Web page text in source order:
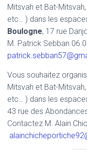
Mitsvah et Bat-
etc… ) dans les
Boulogne, 17 rue
M. Patrick Sebban
Vous souhaitez
Mitsvah et Bat-
etc… ) dans les
43 rue des
Contactez M. Alain